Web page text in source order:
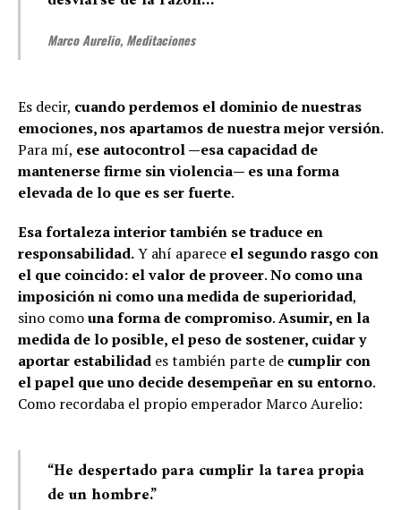
Marco Aurelio, Meditaciones
Es decir, cuando perdemos el dominio de nuestras
emociones, nos apartamos de nuestra mejor versión.
Para mí, ese autocontrol —esa capacidad de
mantenerse firme sin violencia— es una forma
elevada de lo que es ser fuerte.
Esa fortaleza interior también se traduce en
responsabilidad.Y ahí aparece el segundo rasgo con
el que coincido: el valor de proveer.No como una
imposición ni como una medida de superioridad,
sino comouna forma de compromiso.Asumir, en la
medida de lo posible, el peso de sostener, cuidar y
aportar estabilidad es también parte de cumplir con
el papel que uno decide desempeñar en su entorno.
Como recordaba el propio emperador Marco Aurelio:
“He despertado para cumplir la tarea propia
de un hombre.”